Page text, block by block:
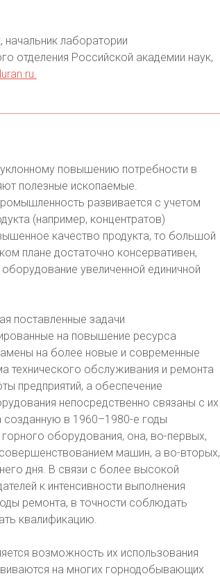
начальник лаборатории
отделения Российской академии наук,
.
повышению потребности в
полезные ископаемые.
развивается с учетом
(например, концентратов)
качество продукта, то большой
плане достаточно консервативен,
увеличенной единичной
поставленные задачи
на повышение ресурса
на более новые и современные
технического обслуживания и ремонта
предприятий, а обеспечение
непосредственно связаны с их
в 1960–1980-е годы
оборудования, она, во-первых,
машин, а во-вторых,
дня. В связи с более высокой
к интенсивности выполнения
ремонта, в точности соблюдать
квалификацию.
возможность их использования
на многих горнодобывающих